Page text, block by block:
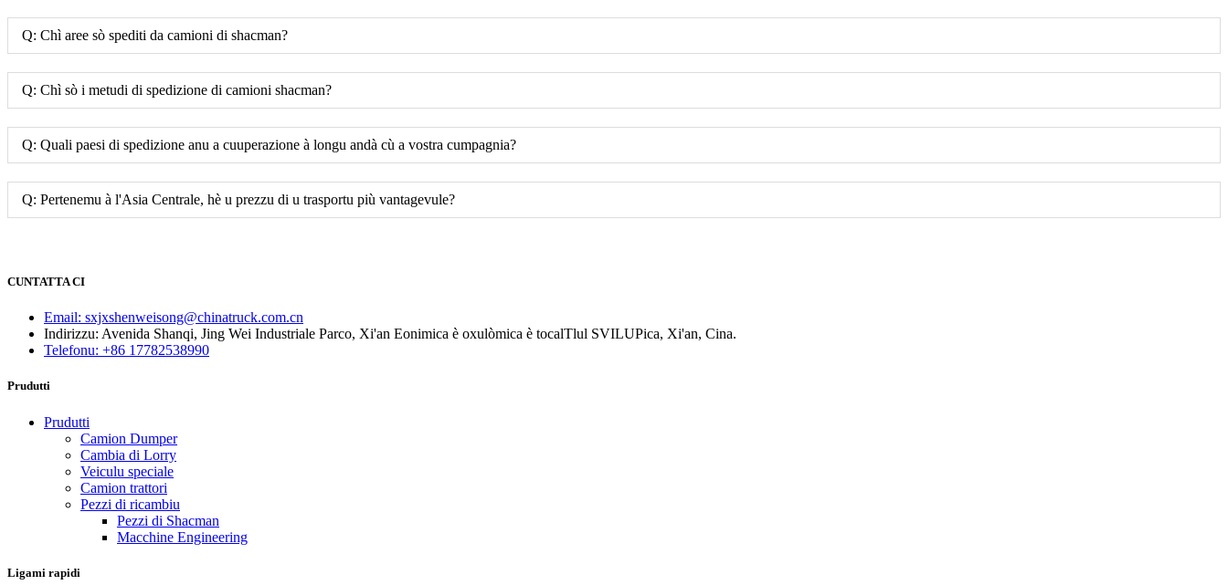
Q: Chì aree sò spediti da camioni di shacman?
Q: Chì sò i metudi di spedizione di camioni shacman?
Q: Quali paesi di spedizione anu a cuuperazione à longu andà cù a vostra cumpagnia?
Q: Pertenemu à l'Asia Centrale, hè u prezzu di u trasportu più vantagevule?
CUNTATTA CI
Email: sxjxshenweisong@chinatruck.com.cn
Indirizzu: Avenida Shanqi, Jing Wei Industriale Parco, Xi'an Eonimica è oxulòmica è tocalTlul SVILUPica, Xi'an, Cina.
Telefonu: +86 17782538990
Prudutti
Prudutti
Camion Dumper
Cambia di Lorry
Veiculu speciale
Camion trattori
Pezzi di ricambiu
Pezzi di Shacman
Macchine Engineering
Ligami rapidi